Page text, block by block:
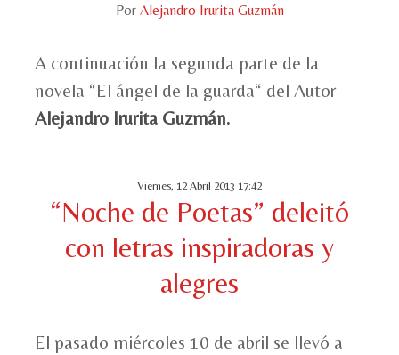
Por Alejandro Irurita Guzmán
A continuación la segunda parte de la
novela “El ángel de la guarda“ del Autor
Alejandro Irurita Guzmán.
Viernes, 12 Abril 2013 17:42
“Noche de Poetas” deleitó
con letras inspiradoras y
alegres
El pasado miércoles 10 de abril se llevó a